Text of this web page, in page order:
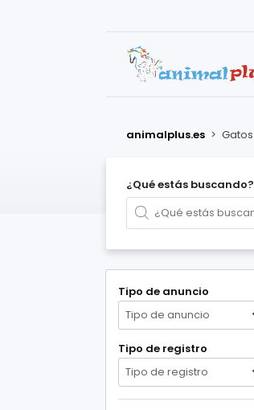
animalplus.es > Gatos
¿Qué estás buscando?
Tipo de anuncio
Tipo de anuncio
Tipo de registro
Tipo de registro